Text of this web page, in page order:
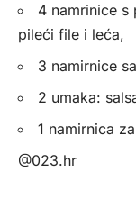
4 namrinice s
pileći file i leća,
3 namirnice
2 umaka:
1 namirnica
@023.hr